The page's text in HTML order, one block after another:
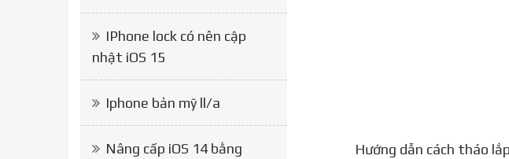
Hướng dẫn cách tháo
IPhone lock có nên cập
nhật iOS 15
Iphone bản mỹ ll/a
Nâng cấp iOS 14 bằng